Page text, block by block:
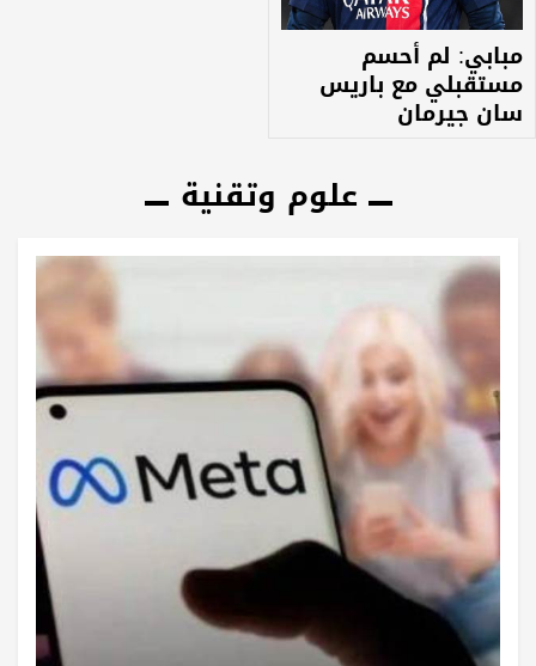
مبابي: لم أحسم
مستقبلي مع باريس
سان جيرمان
علوم وتقنية